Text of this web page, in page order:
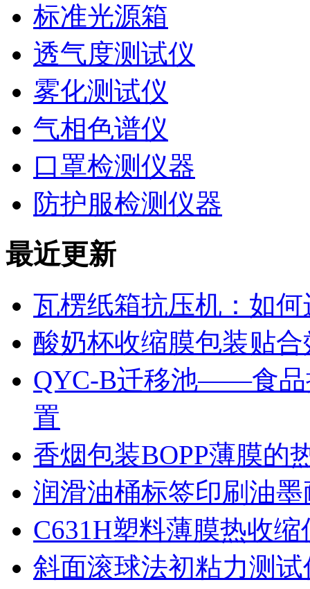
标准光源箱
透气度测试仪
雾化测试仪
气相色谱仪
口罩检测仪器
防护服检测仪器
最近更新
瓦楞纸箱抗压机：如
酸奶杯收缩膜包装贴
QYC-B迁移池——食品
置
香烟包装BOPP薄膜的
润滑油桶标签印刷油
C631H塑料薄膜热收
斜面滚球法初粘力测